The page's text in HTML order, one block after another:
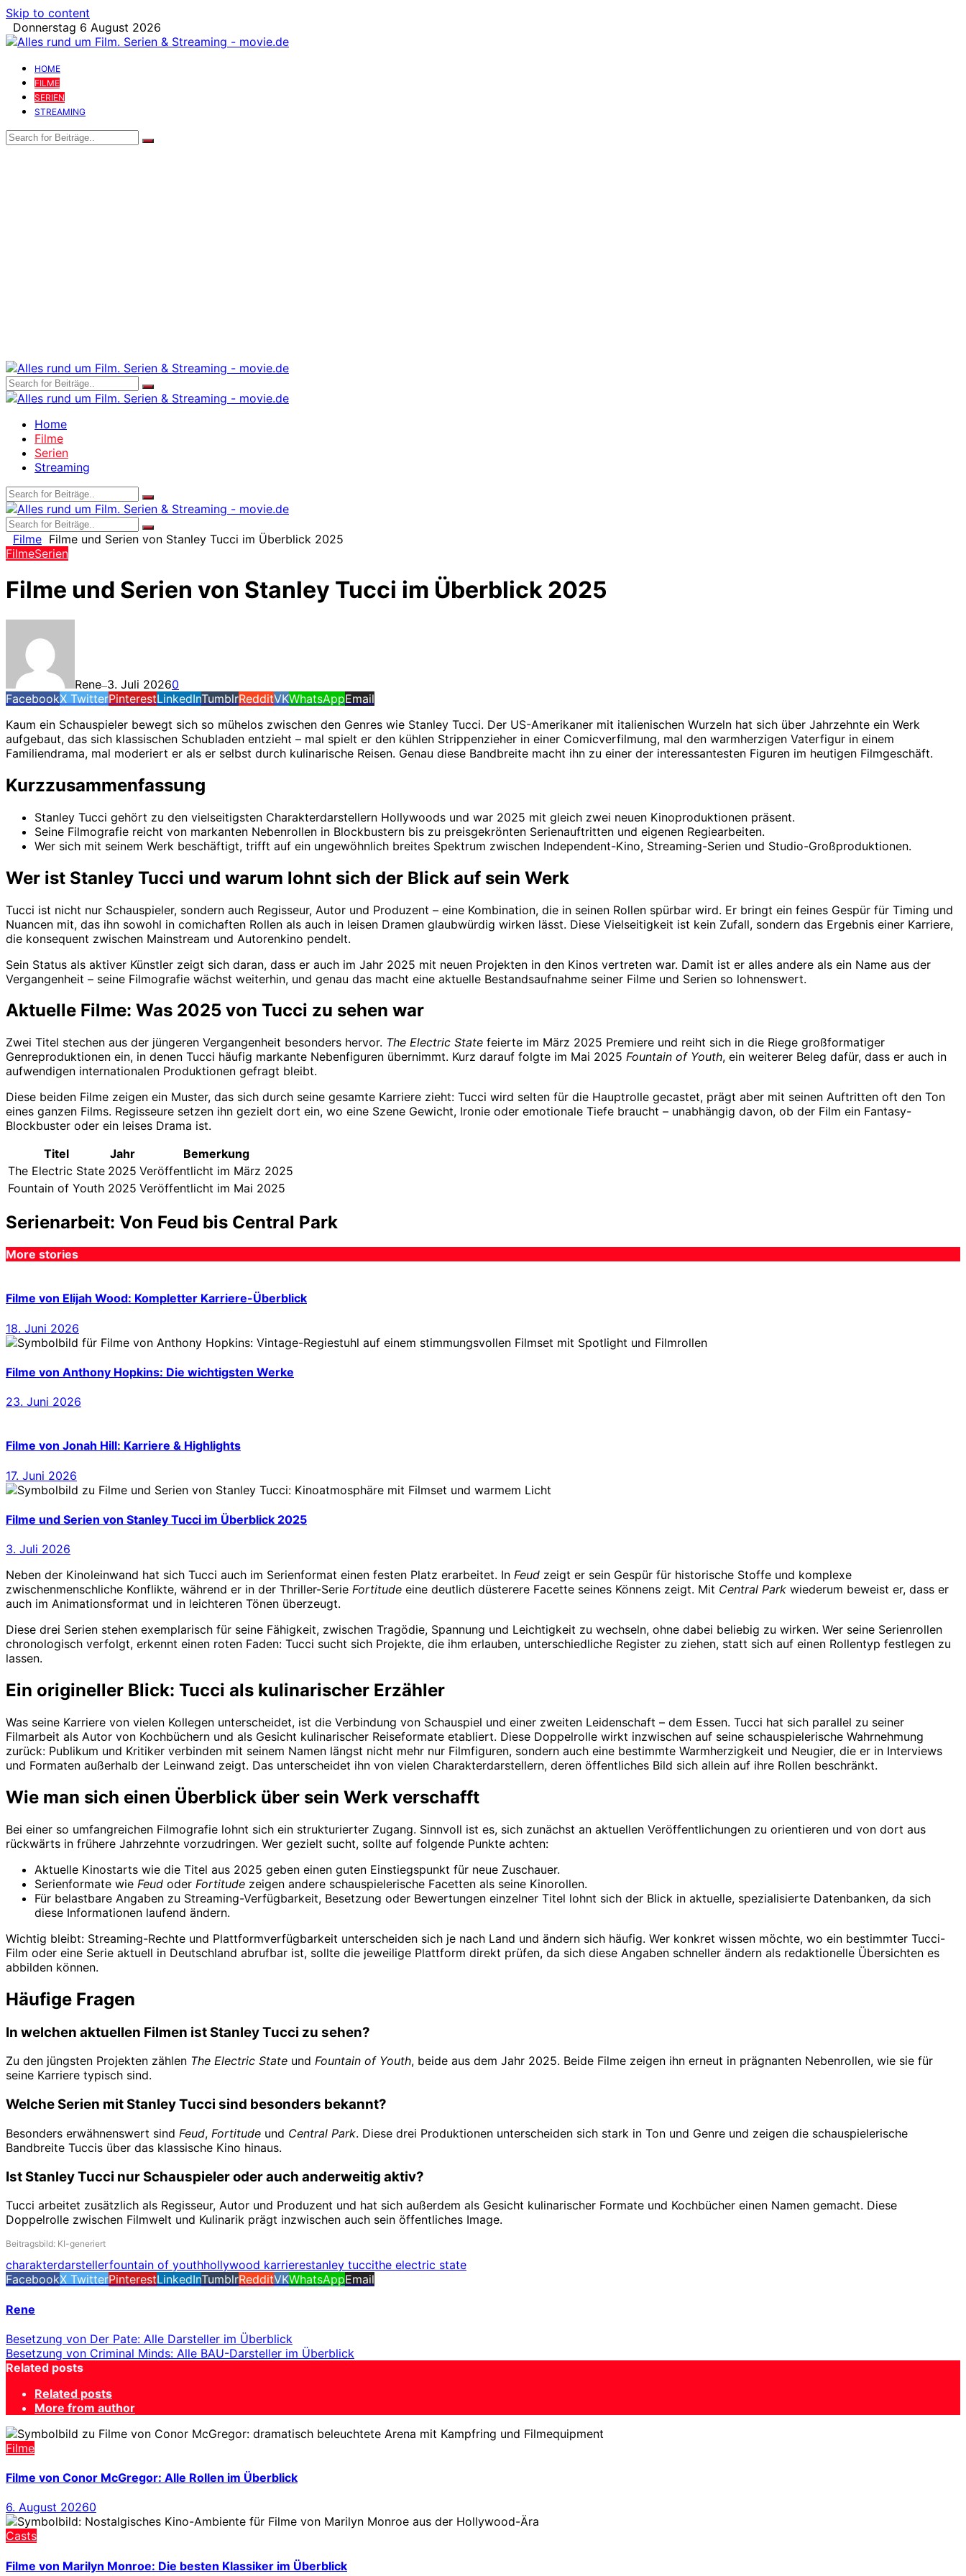
Skip to content
Donnerstag 6 August 2026
HOME
FILME
SERIEN
STREAMING
Home
Filme
Serien
Streaming
Filme Filme und Serien von Stanley Tucci im Überblick 2025
FilmeSerien
Filme und Serien von Stanley Tucci im Überblick 2025
Rene—3. Juli 20260
FacebookX TwitterPinterestLinkedInTumblrRedditVKWhatsAppEmail
Kaum ein Schauspieler bewegt sich so mühelos zwischen den Genres wie Stanley Tucci. Der US-Amerikaner mit italienischen Wurzeln hat sich über Jahrzehnte ein Werk
aufgebaut, das sich klassischen Schubladen entzieht – mal spielt er den kühlen Strippenzieher in einer Comicverfilmung, mal den warmherzigen Vaterfigur in einem
Familiendrama, mal moderiert er als er selbst durch kulinarische Reisen. Genau diese Bandbreite macht ihn zu einer der interessantesten Figuren im heutigen Filmgeschäft.
Kurzzusammenfassung
Stanley Tucci gehört zu den vielseitigsten Charakterdarstellern Hollywoods und war 2025 mit gleich zwei neuen Kinoproduktionen präsent.
Seine Filmografie reicht von markanten Nebenrollen in Blockbustern bis zu preisgekrönten Serienauftritten und eigenen Regiearbeiten.
Wer sich mit seinem Werk beschäftigt, trifft auf ein ungewöhnlich breites Spektrum zwischen Independent-Kino, Streaming-Serien und Studio-Großproduktionen.
Wer ist Stanley Tucci und warum lohnt sich der Blick auf sein Werk
Tucci ist nicht nur Schauspieler, sondern auch Regisseur, Autor und Produzent – eine Kombination, die in seinen Rollen spürbar wird. Er bringt ein feines Gespür für Timing und
Nuancen mit, das ihn sowohl in comichaften Rollen als auch in leisen Dramen glaubwürdig wirken lässt. Diese Vielseitigkeit ist kein Zufall, sondern das Ergebnis einer Karriere,
die konsequent zwischen Mainstream und Autorenkino pendelt.
Sein Status als aktiver Künstler zeigt sich daran, dass er auch im Jahr 2025 mit neuen Projekten in den Kinos vertreten war. Damit ist er alles andere als ein Name aus der
Vergangenheit – seine Filmografie wächst weiterhin, und genau das macht eine aktuelle Bestandsaufnahme seiner Filme und Serien so lohnenswert.
Aktuelle Filme: Was 2025 von Tucci zu sehen war
Zwei Titel stechen aus der jüngeren Vergangenheit besonders hervor. The Electric State feierte im März 2025 Premiere und reiht sich in die Riege großformatiger
Genreproduktionen ein, in denen Tucci häufig markante Nebenfiguren übernimmt. Kurz darauf folgte im Mai 2025 Fountain of Youth, ein weiterer Beleg dafür, dass er auch in
aufwendigen internationalen Produktionen gefragt bleibt.
Diese beiden Filme zeigen ein Muster, das sich durch seine gesamte Karriere zieht: Tucci wird selten für die Hauptrolle gecastet, prägt aber mit seinen Auftritten oft den Ton
eines ganzen Films. Regisseure setzen ihn gezielt dort ein, wo eine Szene Gewicht, Ironie oder emotionale Tiefe braucht – unabhängig davon, ob der Film ein Fantasy-
Blockbuster oder ein leises Drama ist.
Titel
Jahr
Bemerkung
The Electric State 2025 Veröffentlicht im März 2025
Fountain of Youth 2025 Veröffentlicht im Mai 2025
Serienarbeit: Von Feud bis Central Park
More stories
Filme von Elijah Wood: Kompletter Karriere-Überblick
18. Juni 2026
Filme von Anthony Hopkins: Die wichtigsten Werke
23. Juni 2026
Filme von Jonah Hill: Karriere & Highlights
17. Juni 2026
Filme und Serien von Stanley Tucci im Überblick 2025
3. Juli 2026
Neben der Kinoleinwand hat sich Tucci auch im Serienformat einen festen Platz erarbeitet. In Feud zeigt er sein Gespür für historische Stoffe und komplexe
zwischenmenschliche Konflikte, während er in der Thriller-Serie Fortitude eine deutlich düsterere Facette seines Könnens zeigt. Mit Central Park wiederum beweist er, dass er
auch im Animationsformat und in leichteren Tönen überzeugt.
Diese drei Serien stehen exemplarisch für seine Fähigkeit, zwischen Tragödie, Spannung und Leichtigkeit zu wechseln, ohne dabei beliebig zu wirken. Wer seine Serienrollen
chronologisch verfolgt, erkennt einen roten Faden: Tucci sucht sich Projekte, die ihm erlauben, unterschiedliche Register zu ziehen, statt sich auf einen Rollentyp festlegen zu
lassen.
Ein origineller Blick: Tucci als kulinarischer Erzähler
Was seine Karriere von vielen Kollegen unterscheidet, ist die Verbindung von Schauspiel und einer zweiten Leidenschaft – dem Essen. Tucci hat sich parallel zu seiner
Filmarbeit als Autor von Kochbüchern und als Gesicht kulinarischer Reiseformate etabliert. Diese Doppelrolle wirkt inzwischen auf seine schauspielerische Wahrnehmung
zurück: Publikum und Kritiker verbinden mit seinem Namen längst nicht mehr nur Filmfiguren, sondern auch eine bestimmte Warmherzigkeit und Neugier, die er in Interviews
und Formaten außerhalb der Leinwand zeigt. Das unterscheidet ihn von vielen Charakterdarstellern, deren öffentliches Bild sich allein auf ihre Rollen beschränkt.
Wie man sich einen Überblick über sein Werk verschafft
Bei einer so umfangreichen Filmografie lohnt sich ein strukturierter Zugang. Sinnvoll ist es, sich zunächst an aktuellen Veröffentlichungen zu orientieren und von dort aus
rückwärts in frühere Jahrzehnte vorzudringen. Wer gezielt sucht, sollte auf folgende Punkte achten:
Aktuelle Kinostarts wie die Titel aus 2025 geben einen guten Einstiegspunkt für neue Zuschauer.
Serienformate wie Feud oder Fortitude zeigen andere schauspielerische Facetten als seine Kinorollen.
Für belastbare Angaben zu Streaming-Verfügbarkeit, Besetzung oder Bewertungen einzelner Titel lohnt sich der Blick in aktuelle, spezialisierte Datenbanken, da sich
diese Informationen laufend ändern.
Wichtig bleibt: Streaming-Rechte und Plattformverfügbarkeit unterscheiden sich je nach Land und ändern sich häufig. Wer konkret wissen möchte, wo ein bestimmter Tucci-
Film oder eine Serie aktuell in Deutschland abrufbar ist, sollte die jeweilige Plattform direkt prüfen, da sich diese Angaben schneller ändern als redaktionelle Übersichten es
abbilden können.
Häufige Fragen
In welchen aktuellen Filmen ist Stanley Tucci zu sehen?
Zu den jüngsten Projekten zählen The Electric State und Fountain of Youth, beide aus dem Jahr 2025. Beide Filme zeigen ihn erneut in prägnanten Nebenrollen, wie sie für
seine Karriere typisch sind.
Welche Serien mit Stanley Tucci sind besonders bekannt?
Besonders erwähnenswert sind Feud, Fortitude und Central Park. Diese drei Produktionen unterscheiden sich stark in Ton und Genre und zeigen die schauspielerische
Bandbreite Tuccis über das klassische Kino hinaus.
Ist Stanley Tucci nur Schauspieler oder auch anderweitig aktiv?
Tucci arbeitet zusätzlich als Regisseur, Autor und Produzent und hat sich außerdem als Gesicht kulinarischer Formate und Kochbücher einen Namen gemacht. Diese
Doppelrolle zwischen Filmwelt und Kulinarik prägt inzwischen auch sein öffentliches Image.
Beitragsbild: KI-generiert
charakterdarstellerfountain of youthhollywood karrierestanley tuccithe electric state
FacebookX TwitterPinterestLinkedInTumblrRedditVKWhatsAppEmail
Rene
Besetzung von Der Pate: Alle Darsteller im Überblick
Besetzung von Criminal Minds: Alle BAU-Darsteller im Überblick
Related posts
Related posts
More from author
Filme
Filme von Conor McGregor: Alle Rollen im Überblick
6. August 20260
Casts
Filme von Marilyn Monroe: Die besten Klassiker im Überblick